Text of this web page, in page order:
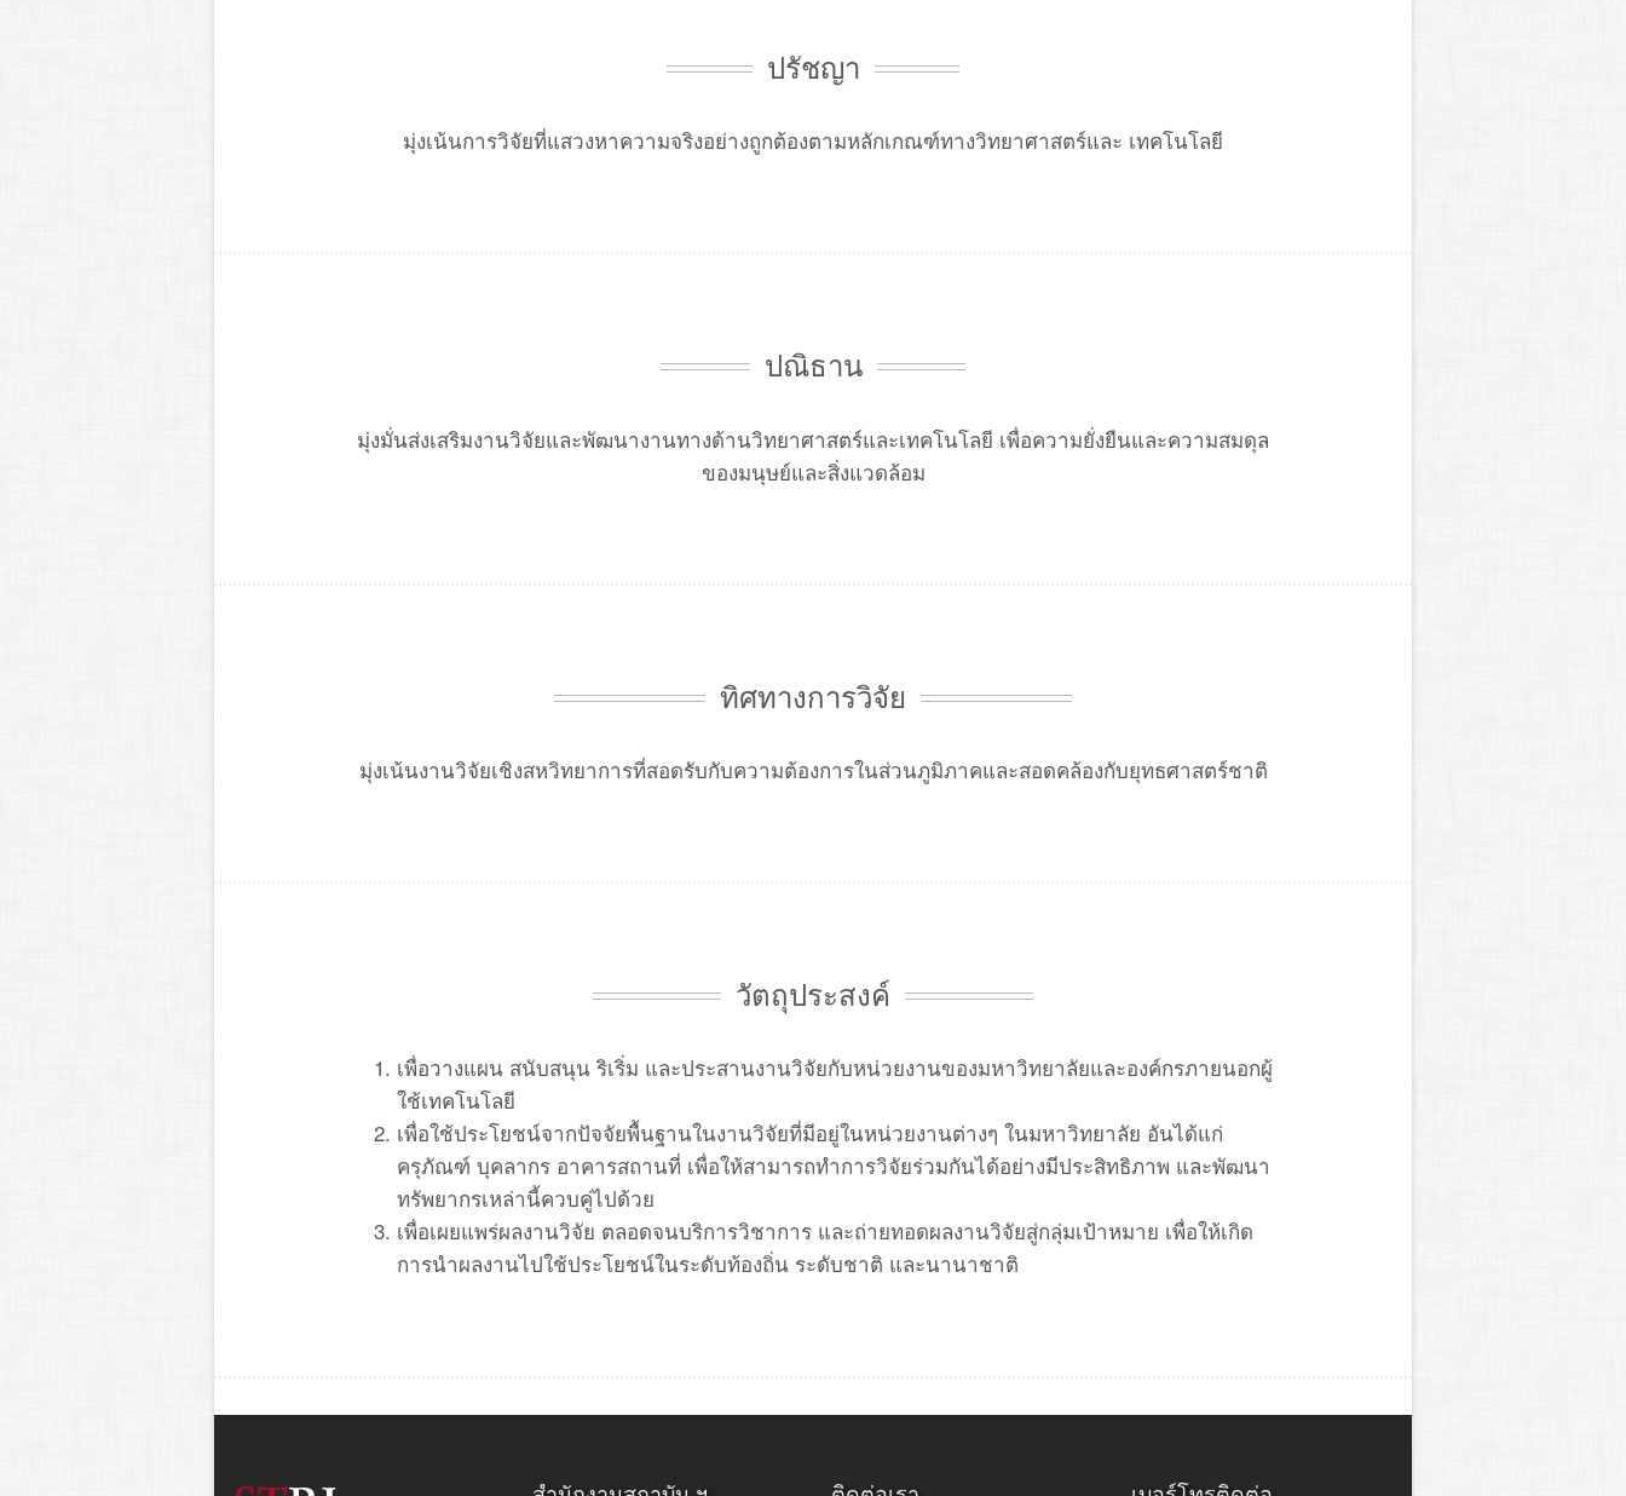
ปรัชญา
มุ่งเน้นการวิจัยที่แสวงหาความจริงอย่างถูกต้องตามหลักเกณฑ์ทางวิทยาศาสตร์และ เทคโนโลยี
ปณิธาน
มุ่งมั่นส่งเสริมงานวิจัยและพัฒนางานทางด้านวิทยาศาสตร์และเทคโนโลยี เพื่อความยั่งยืนและความสมดุล
ของมนุษย์และสิ่งแวดล้อม
ทิศทางการวิจัย
มุ่งเน้นงานวิจัยเชิงสหวิทยาการที่สอดรับกับความต้องการในส่วนภูมิภาคและสอดคล้องกับยุทธศาสตร์ชาติ
วัตถุประสงค์
เพื่อวางแผน สนับสนุน ริเริ่ม และประสานงานวิจัยกับหน่วยงานของมหาวิทยาลัยและองค์กรภายนอกผู้
ใช้เทคโนโลยี
เพื่อใช้ประโยชน์จากปัจจัยพื้นฐานในงานวิจัยที่มีอยู่ในหน่วยงานต่างๆ ในมหาวิทยาลัย อันได้แก่
ครุภัณฑ์ บุคลากร อาคารสถานที่ เพื่อให้สามารถทำการวิจัยร่วมกันได้อย่างมีประสิทธิภาพ และพัฒนา
ทรัพยากรเหล่านี้ควบคู่ไปด้วย
เพื่อเผยแพร่ผลงานวิจัย ตลอดจนบริการวิชาการ และถ่ายทอดผลงานวิจัยสู่กลุ่มเป้าหมาย เพื่อให้เกิด
การนำผลงานไปใช้ประโยชน์ในระดับท้องถิ่น ระดับชาติ และนานาชาติ